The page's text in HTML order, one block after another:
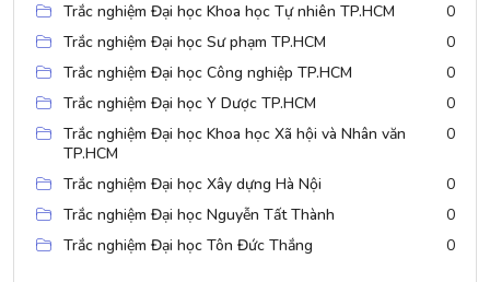
Trắc nghiệm Đại học Khoa học Tự nhiên TP.HCM
0
Trắc nghiệm Đại học Sư phạm TP.HCM
0
Trắc nghiệm Đại học Công nghiệp TP.HCM
0
Trắc nghiệm Đại học Y Dược TP.HCM
0
Trắc nghiệm Đại học Khoa học Xã hội và Nhân văn
TP.HCM
0
Trắc nghiệm Đại học Xây dựng Hà Nội
0
Trắc nghiệm Đại học Nguyễn Tất Thành
0
Trắc nghiệm Đại học Tôn Đức Thắng
0